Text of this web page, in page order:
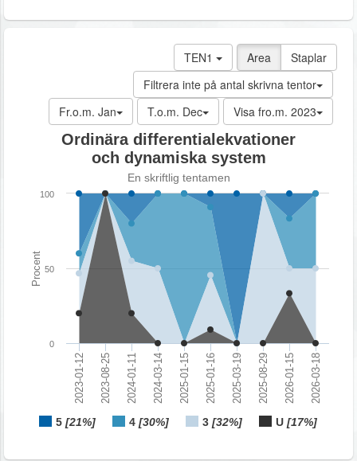
Area Staplar
TEN1
Filtrera inte på antal skrivna tentor
Visa fro.m. 2023
T.o.m. Dec
Fr.o.m. Jan
Procent
Ordinära differentialekvationer
och dynamiska system
En skriftlig tentamen
5 [21%] 4 [30%] 3 [32%] U [17%]
2023-01-12 2023-08-25 2024-01-11 2024-03-14 2025-01-15 2025-01-16 2025-03-19 2025-08-29 2026-01-15 2026-03-18
0
50
100